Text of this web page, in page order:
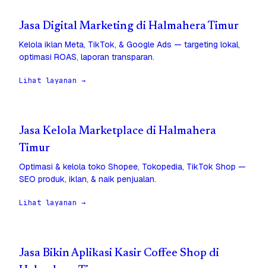
Jasa Digital Marketing di Halmahera Timur
Kelola iklan Meta, TikTok, & Google Ads — targeting lokal,
optimasi ROAS, laporan transparan.
Lihat layanan →
Jasa Kelola Marketplace di Halmahera
Timur
Optimasi & kelola toko Shopee, Tokopedia, TikTok Shop —
SEO produk, iklan, & naik penjualan.
Lihat layanan →
Jasa Bikin Aplikasi Kasir Coffee Shop di